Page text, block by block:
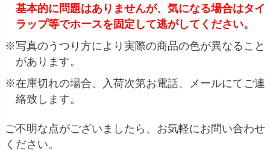
基本的に問題はありませんが、気になる場合はタイ
ラップ等でホースを固定して逃がしてください。
※写真のうつり方により実際の商品の色が異なること
があります。
※在庫切れの場合、入荷次第お電話、メールにてご連
絡致します。
ご不明な点がございましたら、お気軽にお問い合わせ
ください。